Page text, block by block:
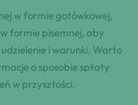
w formie gotówkowej,
formie pisemnej, aby
i warunki. Warto
o sposobie spłaty
w przyszłości.